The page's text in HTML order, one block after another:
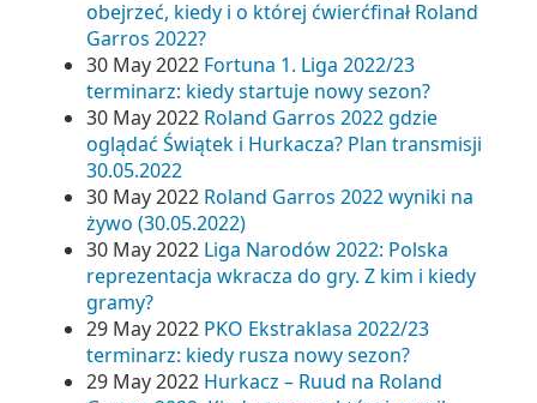
obejrzeć, kiedy i o której ćwierćfinał Roland
Garros 2022?
30 May 2022 Fortuna 1. Liga 2022/23
terminarz: kiedy startuje nowy sezon?
30 May 2022 Roland Garros 2022 gdzie
oglądać Świątek i Hurkacza? Plan transmisji
30.05.2022
30 May 2022 Roland Garros 2022 wyniki na
żywo (30.05.2022)
30 May 2022 Liga Narodów 2022: Polska
reprezentacja wkracza do gry. Z kim i kiedy
gramy?
29 May 2022 PKO Ekstraklasa 2022/23
terminarz: kiedy rusza nowy sezon?
29 May 2022 Hurkacz – Ruud na Roland